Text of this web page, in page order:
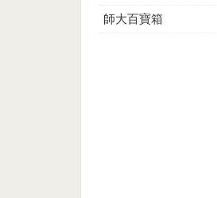
師大百寶箱